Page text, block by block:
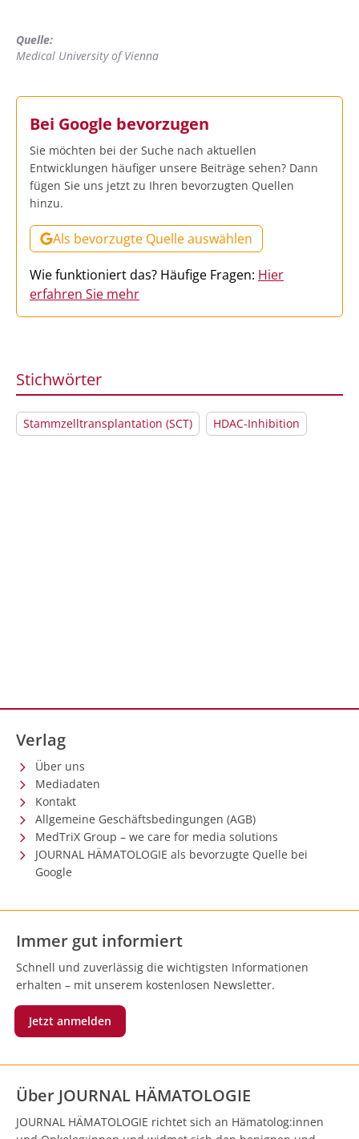
Quelle:
Medical University of Vienna
Bei Google bevorzugen
Sie möchten bei der Suche nach aktuellen
Entwicklungen häufiger unsere Beiträge sehen? Dann
fügen Sie uns jetzt zu Ihren bevorzugten Quellen
hinzu.
Als bevorzugte Quelle auswählen
Wie funktioniert das? Häufige Fragen: Hier
erfahren Sie mehr
Stichwörter
Stammzelltransplantation (SCT) HDAC-Inhibition
Verlag
Über uns
Mediadaten
Kontakt
Allgemeine Geschäftsbedingungen (AGB)
MedTriX Group – we care for media solutions
JOURNAL HÄMATOLOGIE als bevorzugte Quelle bei
Google
Immer gut informiert
Schnell und zuverlässig die wichtigsten Informationen
erhalten – mit unserem kostenlosen Newsletter.
Jetzt anmelden
Über JOURNAL HÄMATOLOGIE
JOURNAL HÄMATOLOGIE richtet sich an Hämatolog:innen